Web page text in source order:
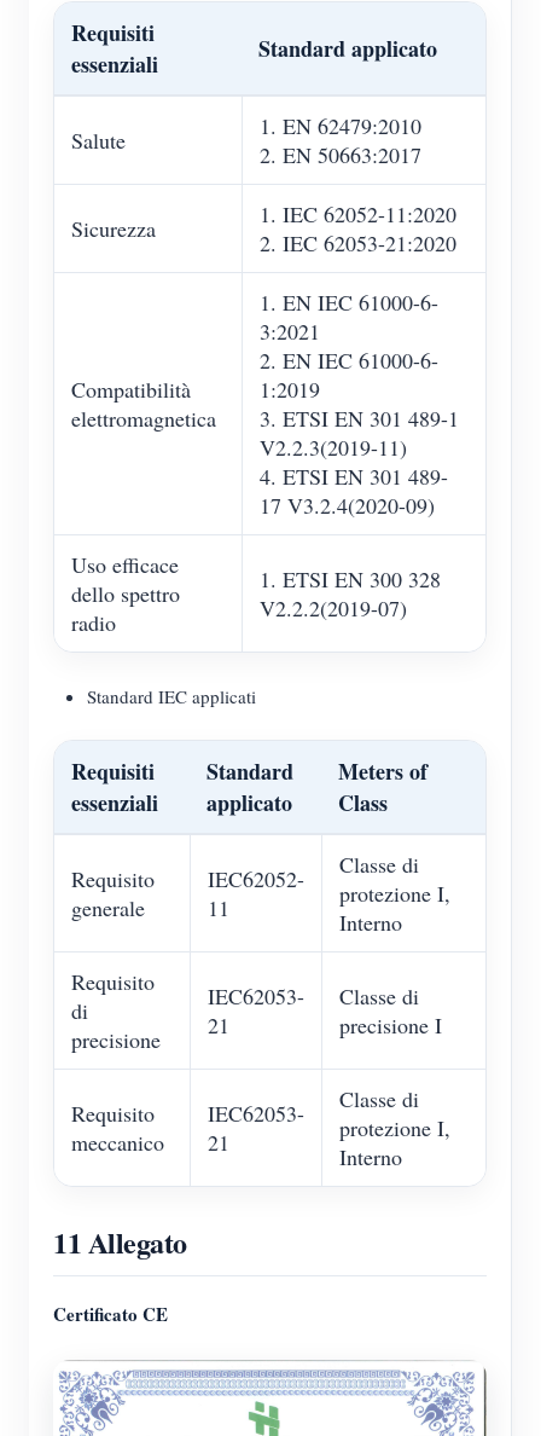
Requisiti
essenziali
Standard applicato
Salute
1. EN 62479:2010
2. EN 50663:2017
Sicurezza
1. IEC 62052-11:2020
2. IEC 62053-21:2020
Compatibilità
elettromagnetica
1. EN IEC 61000-6-
3:2021
2. EN IEC 61000-6-
1:2019
3. ETSI EN 301 489-1
V2.2.3(2019-11)
4. ETSI EN 301 489-
17 V3.2.4(2020-09)
Uso efficace
dello spettro
radio
1. ETSI EN 300 328
V2.2.2(2019-07)
Standard IEC applicati
Requisiti
essenziali
Standard
applicato
Meters of
Class
Requisito
generale
IEC62052-
11
Classe di
protezione I,
Interno
Requisito
di
precisione
IEC62053-
21
Classe di
precisione I
Requisito
meccanico
IEC62053-
21
Classe di
protezione I,
Interno
11 Allegato
Certificato CE